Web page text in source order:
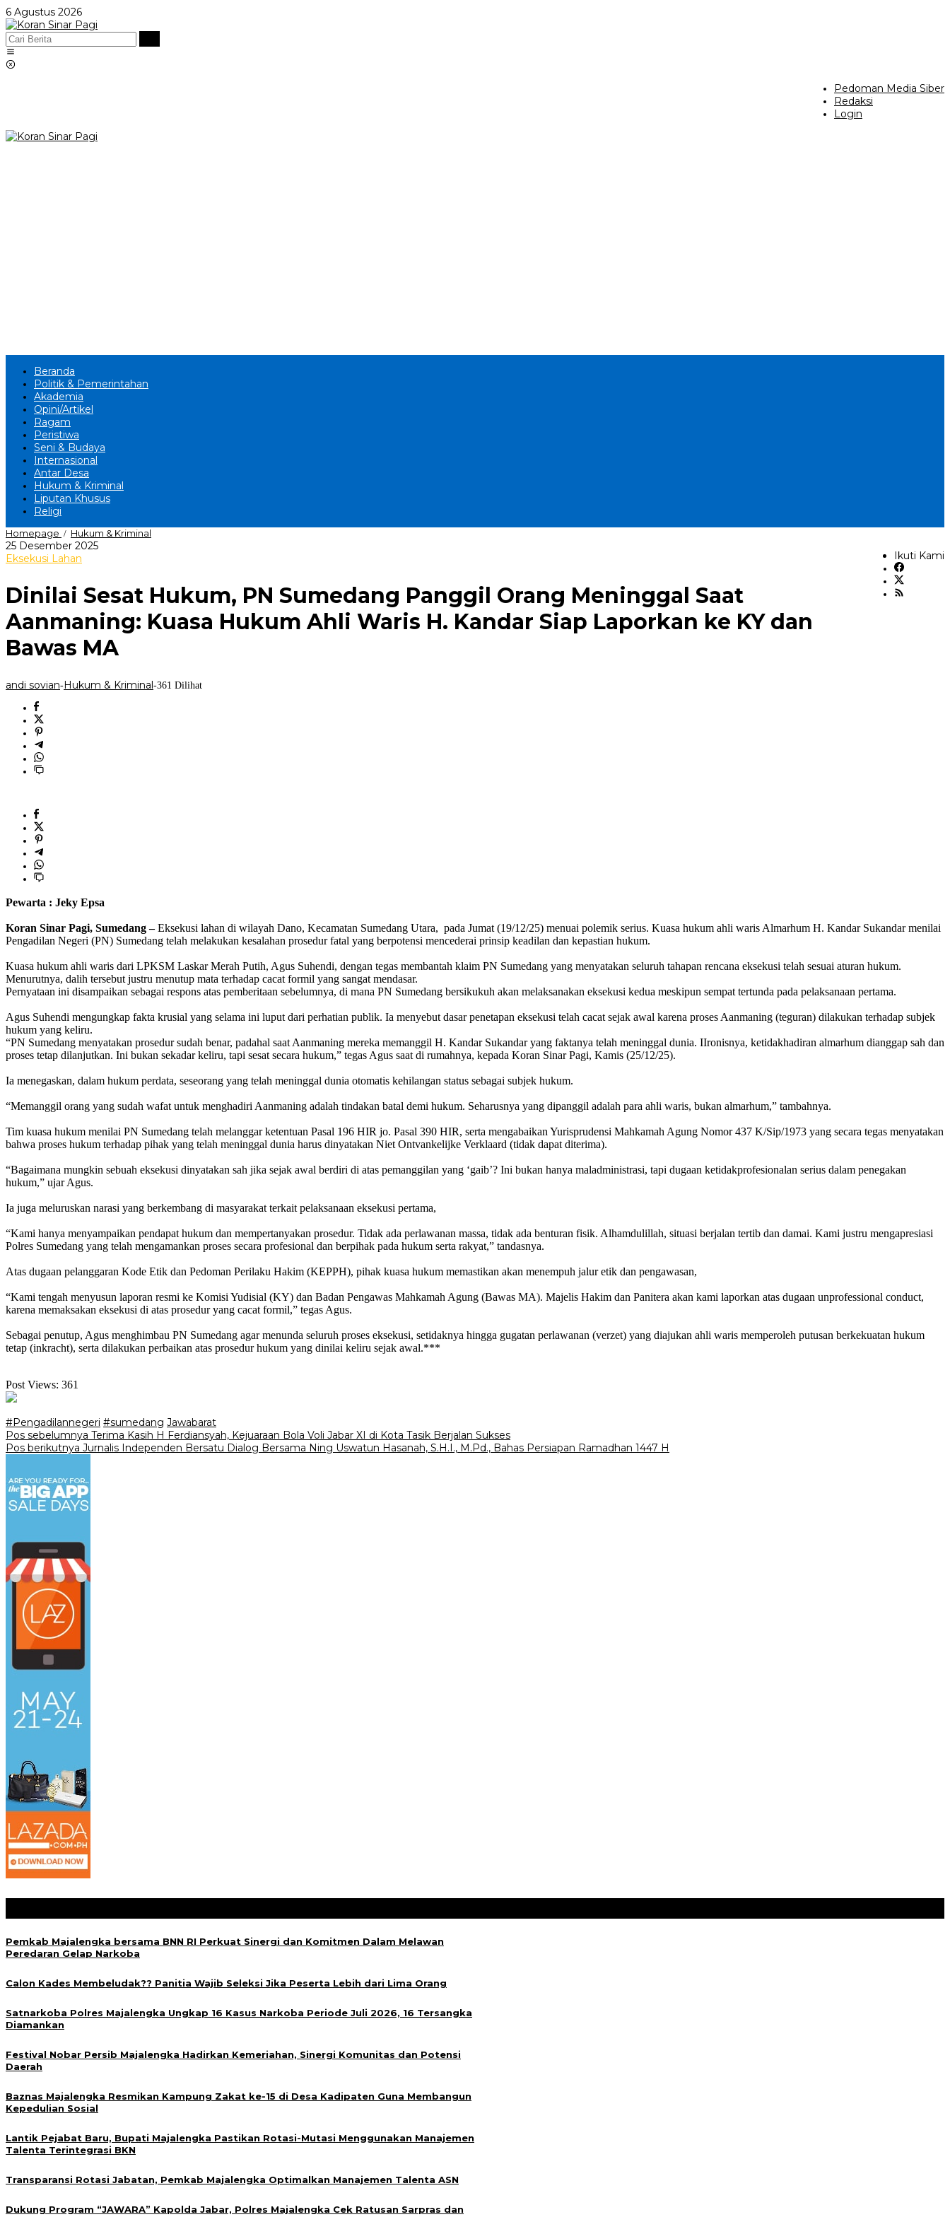
Lewati
ke
konten
6 Agustus 2026
Pedoman Media Siber
Redaksi
Login
Beranda
Politik & Pemerintahan
Akademia
Opini/Artikel
Ragam
Peristiwa
Seni & Budaya
Internasional
Antar Desa
Hukum & Kriminal
Liputan Khusus
Religi
Homepage / Hukum & Kriminal
Panggil
Orang
Meninggal
Saat
Waris
H.
Ikuti Kami
25 Desember 2025oleh
Eksekusi Lahan
‎Dinilai Sesat Hukum, PN Sumedang Panggil Orang Meninggal Saat
Aanmaning: Kuasa Hukum Ahli Waris H. Kandar Siap Laporkan ke KY dan
Bawas MA
andi sovian-Hukum & Kriminal-361 Dilihat
Pewarta : Jeky Epsa
‎Koran Sinar Pagi, Sumedang –Eksekusi lahan di wilayah Dano, Kecamatan Sumedang Utara, pada Jumat (19/12/25) menuai polemik serius. Kuasa hukum ahli waris Almarhum H. Kandar Sukandar menilai
Pengadilan Negeri (PN) Sumedang telah melakukan kesalahan prosedur fatal yang berpotensi mencederai prinsip keadilan dan kepastian hukum.
‎Kuasa hukum ahli waris dari LPKSM Laskar Merah Putih, Agus Suhendi, dengan tegas membantah klaim PN Sumedang yang menyatakan seluruh tahapan rencana eksekusi telah sesuai aturan hukum.
Menurutnya, dalih tersebut justru menutup mata terhadap cacat formil yang sangat mendasar.
‎Pernyataan ini disampaikan sebagai respons atas pemberitaan sebelumnya, di mana PN Sumedang bersikukuh akan melaksanakan eksekusi kedua meskipun sempat tertunda pada pelaksanaan pertama.
‎Agus Suhendi mengungkap fakta krusial yang selama ini luput dari perhatian publik. Ia menyebut dasar penetapan eksekusi telah cacat sejak awal karena proses Aanmaning (teguran) dilakukan terhadap subjek
hukum yang keliru.
‎“PN Sumedang menyatakan prosedur sudah benar, padahal saat Aanmaning mereka memanggil H. Kandar Sukandar yang faktanya telah meninggal dunia. IIronisnya, ketidakhadiran almarhum dianggap sah dan
proses tetap dilanjutkan. Ini bukan sekadar keliru, tapi sesat secara hukum,” tegas Agus saat di rumahnya, kepada Koran Sinar Pagi, Kamis (25/12/25).
‎Ia menegaskan, dalam hukum perdata, seseorang yang telah meninggal dunia otomatis kehilangan status sebagai subjek hukum.
‎“Memanggil orang yang sudah wafat untuk menghadiri Aanmaning adalah tindakan batal demi hukum. Seharusnya yang dipanggil adalah para ahli waris, bukan almarhum,” tambahnya.
‎Tim kuasa hukum menilai PN Sumedang telah melanggar ketentuan Pasal 196 HIR jo. Pasal 390 HIR, serta mengabaikan Yurisprudensi Mahkamah Agung Nomor 437 K/Sip/1973 yang secara tegas menyatakan
bahwa proses hukum terhadap pihak yang telah meninggal dunia harus dinyatakan Niet Ontvankelijke Verklaard (tidak dapat diterima).
‎“Bagaimana mungkin sebuah eksekusi dinyatakan sah jika sejak awal berdiri di atas pemanggilan yang ‘gaib’? Ini bukan hanya maladministrasi, tapi dugaan ketidakprofesionalan serius dalam penegakan
hukum,” ujar Agus.
‎Ia juga meluruskan narasi yang berkembang di masyarakat terkait pelaksanaan eksekusi pertama,
‎“Kami hanya menyampaikan pendapat hukum dan mempertanyakan prosedur. Tidak ada perlawanan massa, tidak ada benturan fisik. Alhamdulillah, situasi berjalan tertib dan damai. Kami justru mengapresiasi
Polres Sumedang yang telah mengamankan proses secara profesional dan berpihak pada hukum serta rakyat,” tandasnya.
‎Atas dugaan pelanggaran Kode Etik dan Pedoman Perilaku Hakim (KEPPH), pihak kuasa hukum memastikan akan menempuh jalur etik dan pengawasan,
‎“Kami tengah menyusun laporan resmi ke Komisi Yudisial (KY) dan Badan Pengawas Mahkamah Agung (Bawas MA). Majelis Hakim dan Panitera akan kami laporkan atas dugaan unprofessional conduct,
karena memaksakan eksekusi di atas prosedur yang cacat formil,” tegas Agus.
‎Sebagai penutup, Agus menghimbau PN Sumedang agar menunda seluruh proses eksekusi, setidaknya hingga gugatan perlawanan (verzet) yang diajukan ahli waris memperoleh putusan berkekuatan hukum
tetap (inkracht), serta dilakukan perbaikan atas prosedur hukum yang dinilai keliru sejak awal.***
Post Views: 361
#Pengadilannegeri #sumedang Jawabarat
Navigasi
pos
Pos sebelumnya Terima Kasih H Ferdiansyah, Kejuaraan Bola Voli Jabar XI di Kota Tasik Berjalan Sukses
Pos berikutnya Jurnalis Independen Bersatu Dialog Bersama Ning Uswatun Hasanah, S.H.I., M.Pd., Bahas Persiapan Ramadhan 1447 H
Pemkab Majalengka bersama BNN RI Perkuat Sinergi dan Komitmen Dalam Melawan
Peredaran Gelap Narkoba
‎Calon Kades Membeludak?? Panitia Wajib Seleksi Jika Peserta Lebih dari Lima Orang
Satnarkoba Polres Majalengka Ungkap 16 Kasus Narkoba Periode Juli 2026, 16 Tersangka
Diamankan
Festival Nobar Persib Majalengka Hadirkan Kemeriahan, Sinergi Komunitas dan Potensi
Daerah
Baznas Majalengka Resmikan Kampung Zakat ke-15 di Desa Kadipaten Guna Membangun
Kepedulian Sosial
Lantik Pejabat Baru, Bupati Majalengka Pastikan Rotasi-Mutasi Menggunakan Manajemen
Talenta Terintegrasi BKN
Transparansi Rotasi Jabatan, Pemkab Majalengka Optimalkan Manajemen Talenta ASN
Dukung Program “JAWARA” Kapolda Jabar, Polres Majalengka Cek Ratusan Sarpras dan